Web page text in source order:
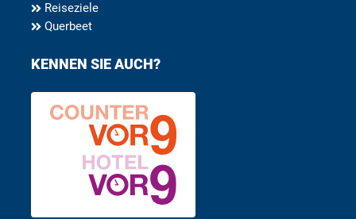
Reiseziele
Querbeet
KENNEN SIE AUCH?